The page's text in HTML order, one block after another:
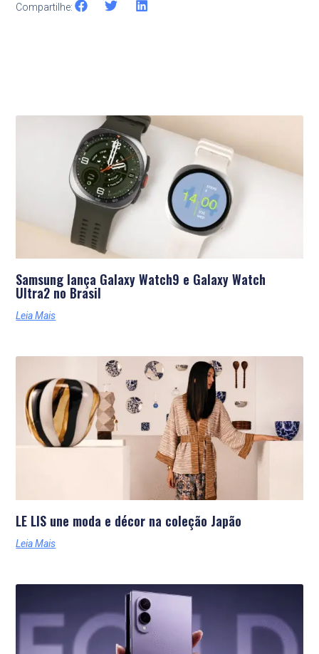
Compartilhe:
Últimas Notícias
Samsung lança Galaxy Watch9 e Galaxy Watch
Ultra2 no Brasil
Leia Mais
LE LIS une moda e décor na coleção Japão
Leia Mais